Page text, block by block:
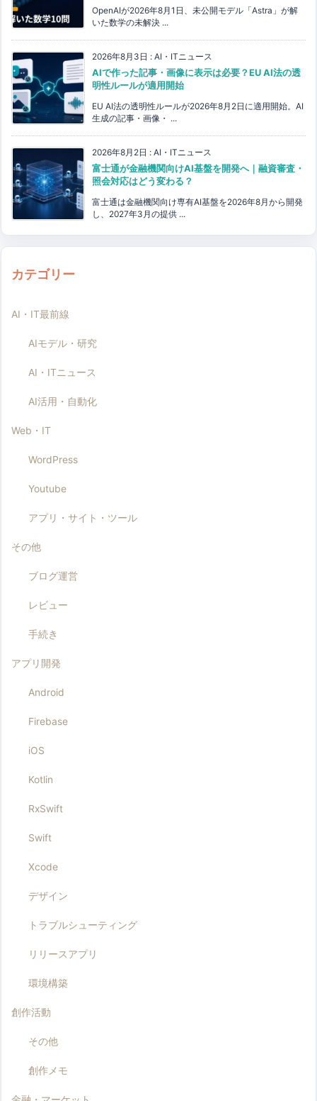
OpenAIが2026年8月1日、未公開モデル「Astra」が解
いた数学の未解決 ...
2026年8月3日 : AI・ITニュース
AIで作った記事・画像に表示は必要？EU AI法の透
明性ルールが適用開始
EU AI法の透明性ルールが2026年8月2日に適用開始。AI
生成の記事・画像・ ...
2026年8月2日 : AI・ITニュース
富士通が金融機関向けAI基盤を開発へ｜融資審査・
照会対応はどう変わる？
富士通は金融機関向け専有AI基盤を2026年8月から開発
し、2027年3月の提供 ...
カテゴリー
AI・IT最前線
AIモデル・研究
AI・ITニュース
AI活用・自動化
Web・IT
WordPress
Youtube
アプリ・サイト・ツール
その他
ブログ運営
レビュー
手続き
アプリ開発
Android
Firebase
iOS
Kotlin
RxSwift
Swift
Xcode
デザイン
トラブルシューティング
リリースアプリ
環境構築
創作活動
その他
創作メモ